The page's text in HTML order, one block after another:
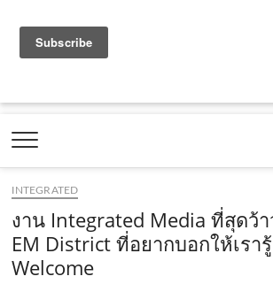
a
e
b
o
o
k
.
o
t
b
e
.
c
.
o
e
m
t
g
a
t
k
c
Marketing
DIGITAL | CREATIVE |
INTEGRATED
งาน Integrated Media ที่สุดว้
EM District ที่อยากบอกให้เรา
Welcome